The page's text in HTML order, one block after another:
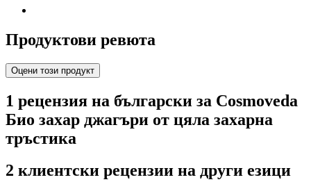
Продуктови ревюта
Оцени този продукт
1 рецензия на български за Cosmoveda
Био захар джагъри от цяла захарна
тръстика
2 клиентски рецензии на други езици